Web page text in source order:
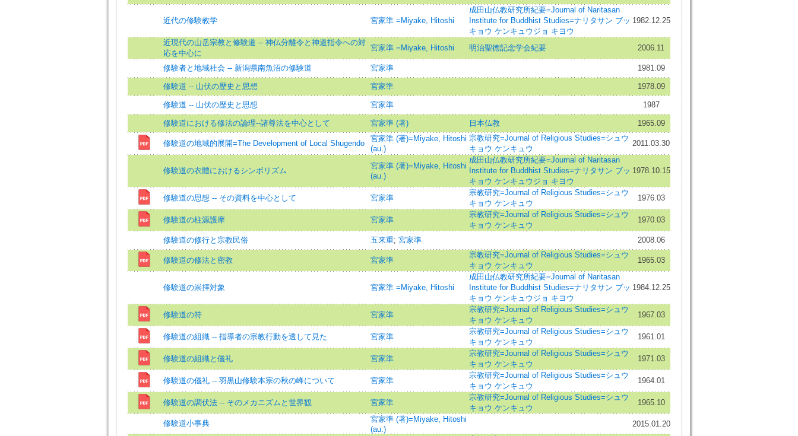
近代の修験教学 宮家準 =Miyake, Hitoshi
成田山仏教研究所紀要=Journal of Naritasan
Institute for Buddhist Studies=ナリタサン ブッ
キョウ ケンキュウジョ キヨウ
1982.12.25
近現代の山岳宗教と修験道 -- 神仏分離令と神道指令への対
応を中心に
宮家準 =Miyake, Hitoshi 明治聖徳記念学会紀要 2006.11
修験者と地域社会 -- 新潟県南魚沼の修験道 宮家準 1981.09
修験道 -- 山伏の歴史と思想 宮家準 1978.09
修験道 -- 山伏の歴史と思想 宮家準 1987
修験道における修法の論理--諸尊法を中心として 宮家準 (著) 日本仏教 1965.09
修験道の地域的展開=The Development of Local Shugendo
宮家準 (著)=Miyake, Hitoshi
(au.)
宗教研究=Journal of Religious Studies=シュウ
キョウ ケンキュウ
2011.03.30
修験道の衣體におけるシンボリズム
宮家準 (著)=Miyake, Hitoshi
(au.)
成田山仏教研究所紀要=Journal of Naritasan
Institute for Buddhist Studies=ナリタサン ブッ
キョウ ケンキュウジョ キヨウ
1978.10.15
修験道の思想 -- その資料を中心として 宮家準
宗教研究=Journal of Religious Studies=シュウ
キョウ ケンキュウ
1976.03
修験道の柱源護摩 宮家準
宗教研究=Journal of Religious Studies=シュウ
キョウ ケンキュウ
1970.03
修験道の修行と宗教民俗 五来重; 宮家準 2008.06
修験道の修法と密教 宮家準
宗教研究=Journal of Religious Studies=シュウ
キョウ ケンキュウ
1965.03
修験道の崇拝対象 宮家準 =Miyake, Hitoshi
成田山仏教研究所紀要=Journal of Naritasan
Institute for Buddhist Studies=ナリタサン ブッ
キョウ ケンキュウジョ キヨウ
1984.12.25
修験道の符 宮家準
宗教研究=Journal of Religious Studies=シュウ
キョウ ケンキュウ
1967.03
修験道の組織 -- 指導者の宗教行動を透して見た 宮家準
宗教研究=Journal of Religious Studies=シュウ
キョウ ケンキュウ
1961.01
修験道の組織と儀礼 宮家準
宗教研究=Journal of Religious Studies=シュウ
キョウ ケンキュウ
1971.03
修験道の儀礼 -- 羽黒山修験本宗の秋の峰について 宮家準
宗教研究=Journal of Religious Studies=シュウ
キョウ ケンキュウ
1964.01
修験道の調伏法 -- そのメカニズムと世界観 宮家準
宗教研究=Journal of Religious Studies=シュウ
キョウ ケンキュウ
1965.10
修験道小事典
宮家準 (著)=Miyake, Hitoshi
(au.)
2015.01.20